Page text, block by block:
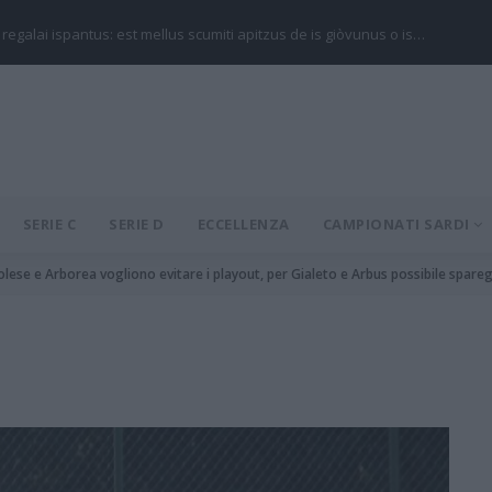
regalai ispantus: est mellus scumiti apitzus de is giòvunus o is…
SERIE C SERIE D ECCELLENZA CAMPIONATI SARDI
e Arborea vogliono evitare i playout, per Gialeto e Arbus possibile